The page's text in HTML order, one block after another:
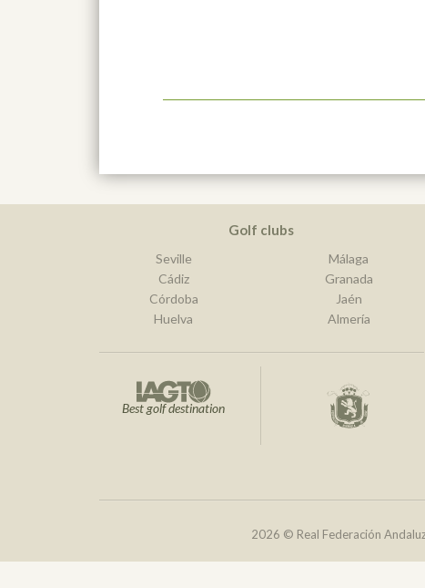
Golf clubs
Seville
Cádiz
Córdoba
Huelva
Málaga
Granada
Jaén
Almería
Best golf destination
2026 © Real Federación